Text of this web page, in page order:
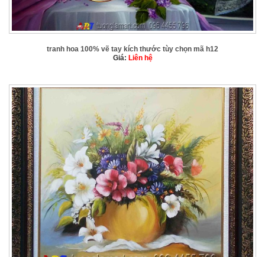
tranh hoa 100% vẽ tay kích thước tùy chọn mã h12
Giá: Liên hệ